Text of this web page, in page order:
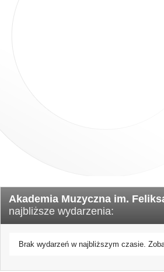
Akademia Muzyczna im.
najbliższe wydarzenia:
Brak wydarzeń w najbliższym czasie.